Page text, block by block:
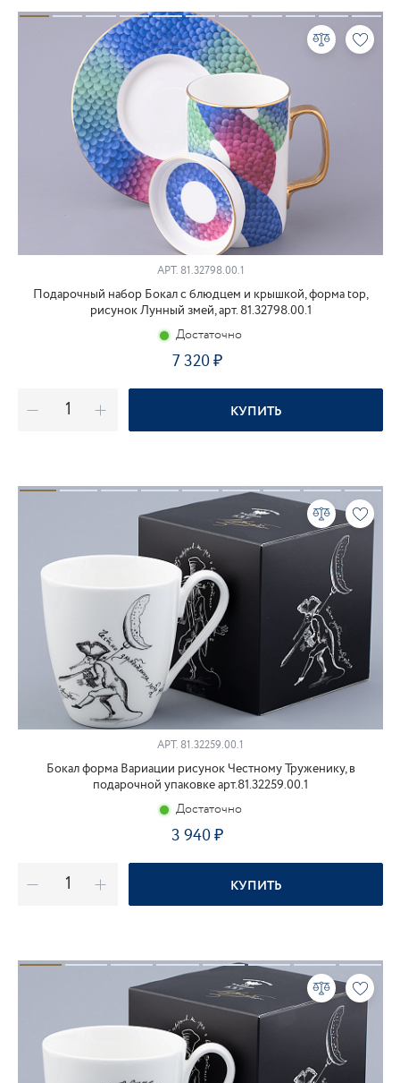
АРТ.81.32798.00.1
Подарочный набор Бокал с блюдцем и крышкой, форма top,
рисунок Лунный змей, арт. 81.32798.00.1
Достаточно
7 320
КУПИТЬ
АРТ. 81.32259.00.1
Бокал форма Вариации рисунок Честному Труженику, в
подарочной упаковке арт.81.32259.00.1
Достаточно
3 940
КУПИТЬ